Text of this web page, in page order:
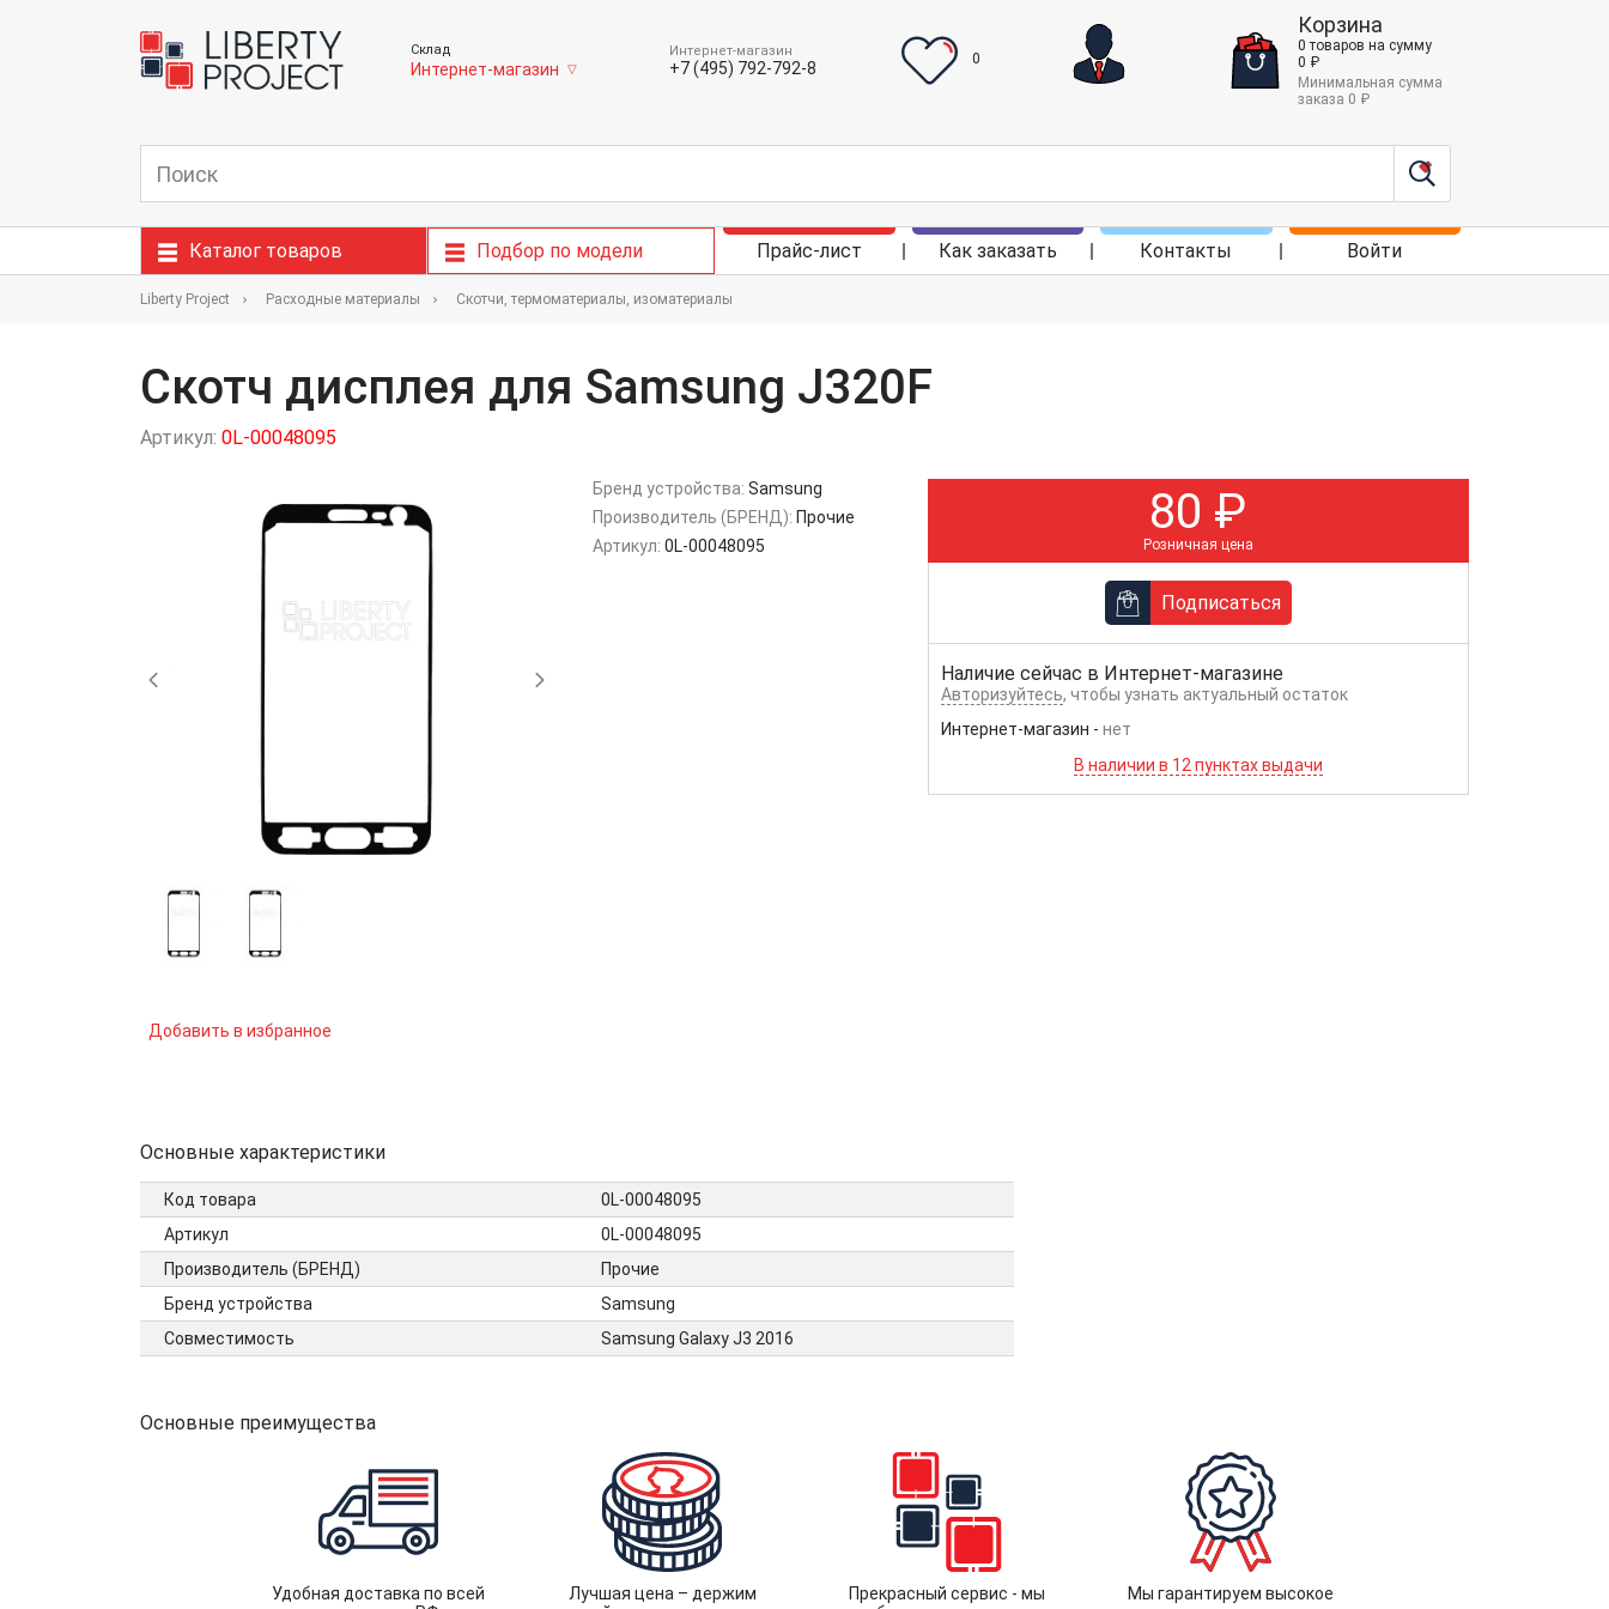
Склад
Интернет-магазин ▽
Интернет-магазин
+7 (495) 792-792-8
0
Корзина
0 товаров на сумму
0 ₽
Минимальная сумма
заказа 0 ₽
Каталог товаров Подбор по модели Прайс-лист Как заказать Контакты Войти
Liberty Project Расходные материалы Скотчи, термоматериалы, изоматериалы
Скотч дисплея для Samsung J320F
Артикул: 0L-00048095
Добавить в избранное
Бренд устройства: Samsung
Производитель (БРЕНД): Прочие
Артикул: 0L-00048095
80 ₽
Розничная цена
Подписаться
Наличие сейчас в Интернет-магазине
Авторизуйтесь, чтобы узнать актуальный остаток
Интернет-магазин - нет
В наличии в 12 пунктах выдачи
Основные характеристики
Код товара
0L-00048095
Артикул
0L-00048095
Производитель (БРЕНД)
Прочие
Бренд устройства
Samsung
Совместимость
Samsung Galaxy J3 2016
Основные преимущества
Удобная доставка по всей
Лучшая цена – держим
Прекрасный сервис - мы
Мы гарантируем высокое